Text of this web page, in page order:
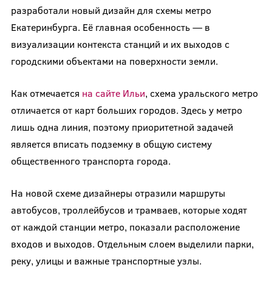
разработали новый дизайн для схемы метро
Екатеринбурга. Её главная особенность — в
визуализации контекста станций и их выходов с
городскими объектами на поверхности земли.
Как отмечается на сайте Ильи, схема уральского метро
отличается от карт больших городов. Здесь у метро
лишь одна линия, поэтому приоритетной задачей
является вписать подземку в общую систему
общественного транспорта города.
На новой схеме дизайнеры отразили маршруты
автобусов, троллейбусов и трамваев, которые ходят
от каждой станции метро, показали расположение
входов и выходов. Отдельным слоем выделили парки,
реку, улицы и важные транспортные узлы.